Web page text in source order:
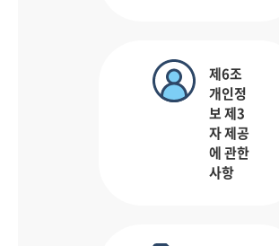
제6조
개인정
보 제3
자 제공
에 관한
사항